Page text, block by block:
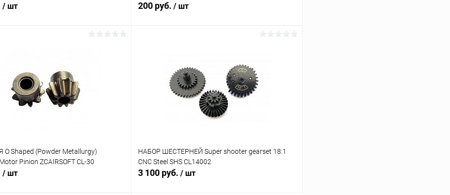
/ шт
в 1 клик Сравнение
В наличии
200 руб. / шт
Купить в 1 клик Сравнение
В избранное В наличии
Shaped (Powder Metallurgy)
Pinion ZCAIRSOFT CL-30
/ шт
НАБОР ШЕСТЕРНЕЙ Super shooter gearset 18:1
CNC Steel SHS CL14002
3 100 руб. / шт